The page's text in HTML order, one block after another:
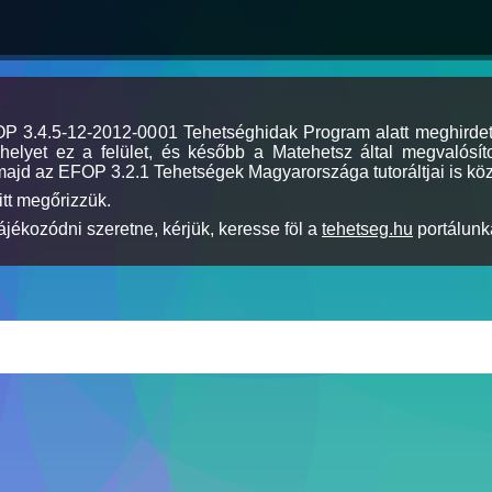
3.4.5-12-2012-0001 Tehetséghidak Program alatt
ez a felület, és később a Matehetsz által
az EFOP 3.2.1 Tehetségek Magyarországa tutoráltjai is
megőrizzük.
szeretne, kérjük, keresse föl a tehetseg.hu